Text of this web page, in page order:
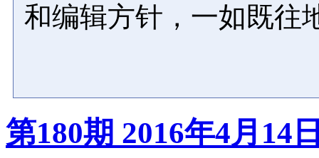
和编辑方针，一如既往
第180期 2016年4月14